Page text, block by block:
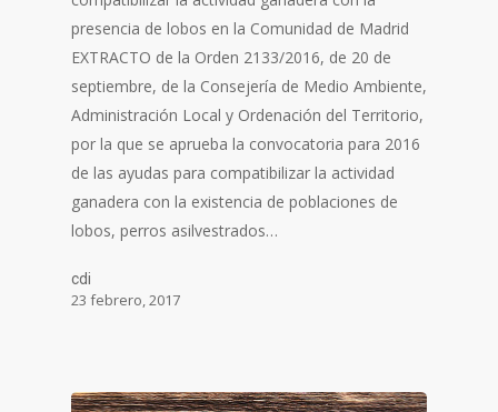
presencia de lobos en la Comunidad de Madrid
EXTRACTO de la Orden 2133/2016, de 20 de
septiembre, de la Consejería de Medio Ambiente,
Administración Local y Ordenación del Territorio,
por la que se aprueba la convocatoria para 2016
de las ayudas para compatibilizar la actividad
ganadera con la existencia de poblaciones de
lobos, perros asilvestrados…
cdi
23 febrero, 2017